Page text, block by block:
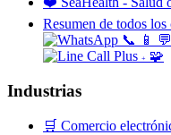
Resumen de todos los
📞
📱 💬
+ 🧩
Industrias
🛒 Comercio